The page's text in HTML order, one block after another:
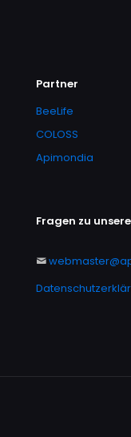
Partner
BeeLife
COLOSS
Apimondia
Fragen zu